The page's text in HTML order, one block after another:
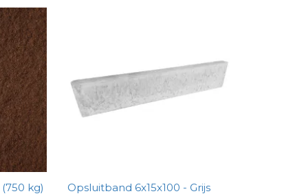
kg) Opsluitband 6x15x100 - Grijs